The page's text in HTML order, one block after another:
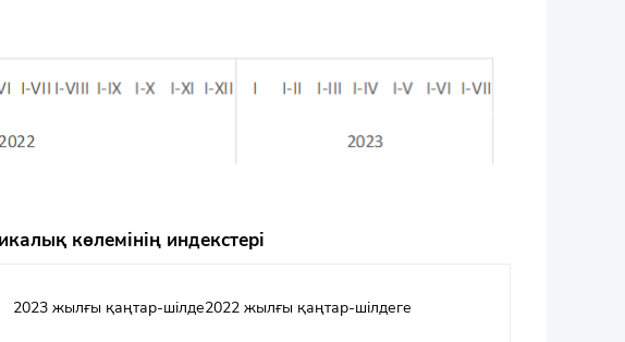
көлемінің индекстері
2023 жылғы қаңтар-шілде2022 жылғы қаңтар-шілдеге